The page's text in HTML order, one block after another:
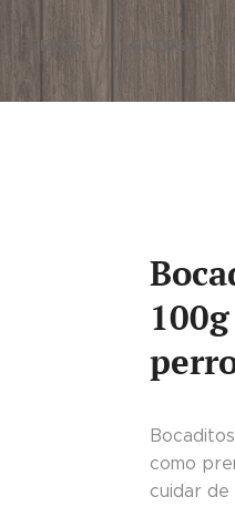
PERROS GATOS
como
cuidar de